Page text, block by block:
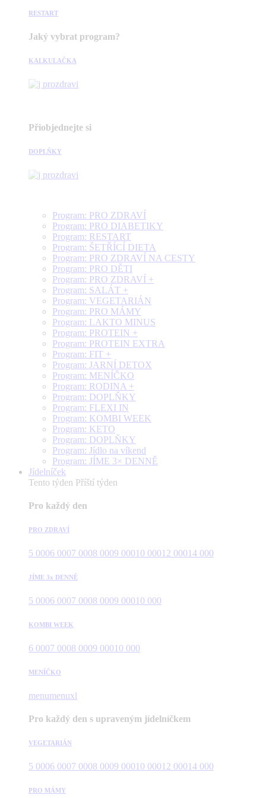
RESTART
Jaký vybrat program?
KALKULAČKA
Přiobjednejte si
DOPLŇKY
Program: PRO ZDRAVÍ
Program: PRO DIABETIKY
Program: RESTART
Program: ŠETŘÍCÍ DIETA
Program: PRO ZDRAVÍ NA CESTY
Program: PRO DĚTI
Program: PRO ZDRAVÍ +
Program: SALÁT +
Program: VEGETARIÁN
Program: PRO MÁMY
Program: LAKTO MINUS
Program: PROTEIN +
Program: PROTEIN EXTRA
Program: FIT +
Program: JARNÍ DETOX
Program: MENÍČKO
Program: RODINA +
Program: DOPLŇKY
Program: FLEXI IN
Program: KOMBI WEEK
Program: KETO
Program: DOPLŇKY
Program: Jídlo na víkend
Program: JÍME 3× DENNĚ
Jídelníček
Tento týden Příští týden
Pro každý den
PRO ZDRAVÍ
5 0006 0007 0008 0009 00010 00012 00014 000
JÍME 3x DENNĚ
5 0006 0007 0008 0009 00010 000
KOMBI WEEK
6 0007 0008 0009 00010 000
MENÍČKO
menumenuxl
Pro každý den s upraveným jídelníčkem
VEGETARIÁN
5 0006 0007 0008 0009 00010 00012 00014 000
PRO MÁMY